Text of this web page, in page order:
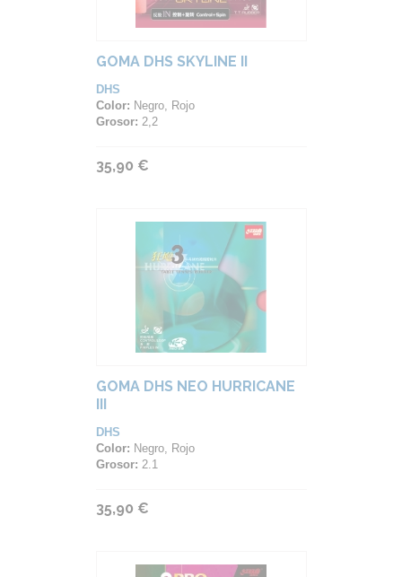
GOMA DHS SKYLINE II
DHS
Color: Negro, Rojo
Grosor: 2,2
35,90 €
GOMA DHS NEO HURRICANE
III
DHS
Color: Negro, Rojo
Grosor: 2.1
35,90 €